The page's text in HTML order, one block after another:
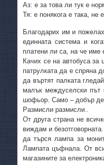
Аз: е за това ли тук е
Тя: е понякога е така, не
Благодарих им и
единната система и
платени ли са, на че
Качих се на автобуса за
патрулката да е спряна
да въртят палката
малък междуселски път
шофьор. Само – добър
Размисли размисли..
От друга страна не
виждам и
да търся лампа за
Лампата цъфнала. От
магазините за